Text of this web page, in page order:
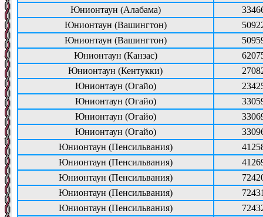
Юнионтаун (Алабама)
Юнионтаун (Вашингтон)
Юнионтаун (Вашингтон)
Юнионтаун (Канзас)
Юнионтаун (Кентукки)
Юнионтаун (Огайо)
Юнионтаун (Огайо)
Юнионтаун (Огайо)
Юнионтаун (Огайо)
Юнионтаун (Пенсильвания)
Юнионтаун (Пенсильвания)
Юнионтаун (Пенсильвания)
Юнионтаун (Пенсильвания)
Юнионтаун (Пенсильвания)